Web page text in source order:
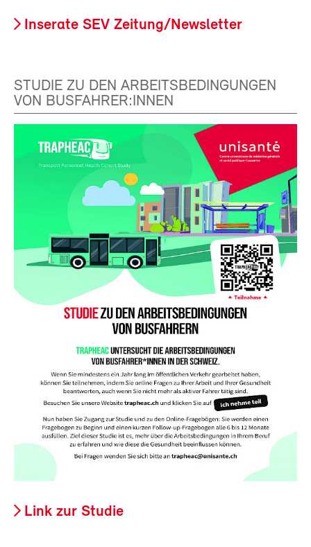
Inserate SEV Zeitung/Newsletter
STUDIE ZU DEN ARBEITSBEDINGUNGEN
VON BUSFAHRER:INNEN
Link zur Studie